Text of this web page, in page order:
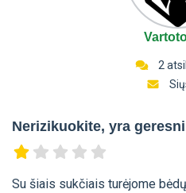
2
Nerizikuokite, yra
Su šiais sukčiais turėjome